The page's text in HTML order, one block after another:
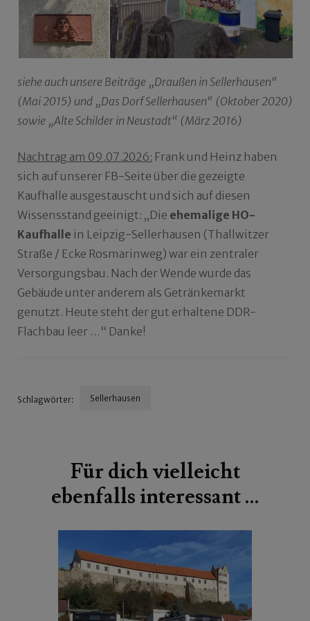
siehe auch unsere Beiträge „Draußen in Sellerhausen“
(Mai 2015) und „Das Dorf Sellerhausen“ (Oktober 2020)
sowie „Alte Schilder in Neustadt“ (März 2016)
Nachtrag am 09.07.2026: Frank und Heinz haben
sich auf unserer FB-Seite über die gezeigte
Kaufhalle ausgestauscht und sich auf diesen
Wissensstand geeinigt: „Die ehemalige HO-
Kaufhalle in Leipzig-Sellerhausen (Thallwitzer
Straße / Ecke Rosmarinweg) war ein zentraler
Versorgungsbau. Nach der Wende wurde das
Gebäude unter anderem als Getränkemarkt
genutzt. Heute steht der gut erhaltene DDR-
Flachbau leer …“ Danke!
Schlagwörter: Sellerhausen
Für dich vielleicht
ebenfalls interessant …